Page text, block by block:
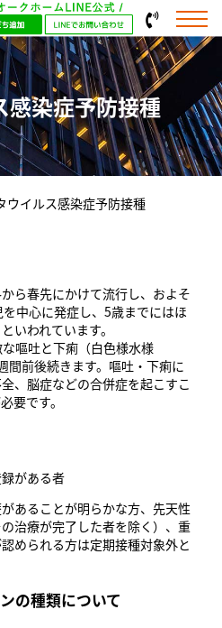
感染症予防接種
ウイルス感染症予防接種
ら春先にかけて流行し、およそ
中心に発症し、5歳までにはほ
いわれています。
嘔吐と下痢（白色様水様
間前後続きます。嘔吐・下痢に
、脳症などの合併症を起こすこ
要です。
がある者
あることが明らかな方、先天性
治療が完了した者を除く）、重
められる方は定期接種対象外と
の種類について